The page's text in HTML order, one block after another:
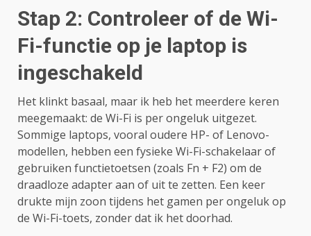
Stap 2: Controleer of de Wi-
Fi-functie op je laptop is
ingeschakeld
Het klinkt basaal, maar ik heb het meerdere keren
meegemaakt: de Wi-Fi is per ongeluk uitgezet.
Sommige laptops, vooral oudere HP- of Lenovo-
modellen, hebben een fysieke Wi-Fi-schakelaar of
gebruiken functietoetsen (zoals Fn + F2) om de
draadloze adapter aan of uit te zetten. Een keer
drukte mijn zoon tijdens het gamen per ongeluk op
de Wi-Fi-toets, zonder dat ik het doorhad.